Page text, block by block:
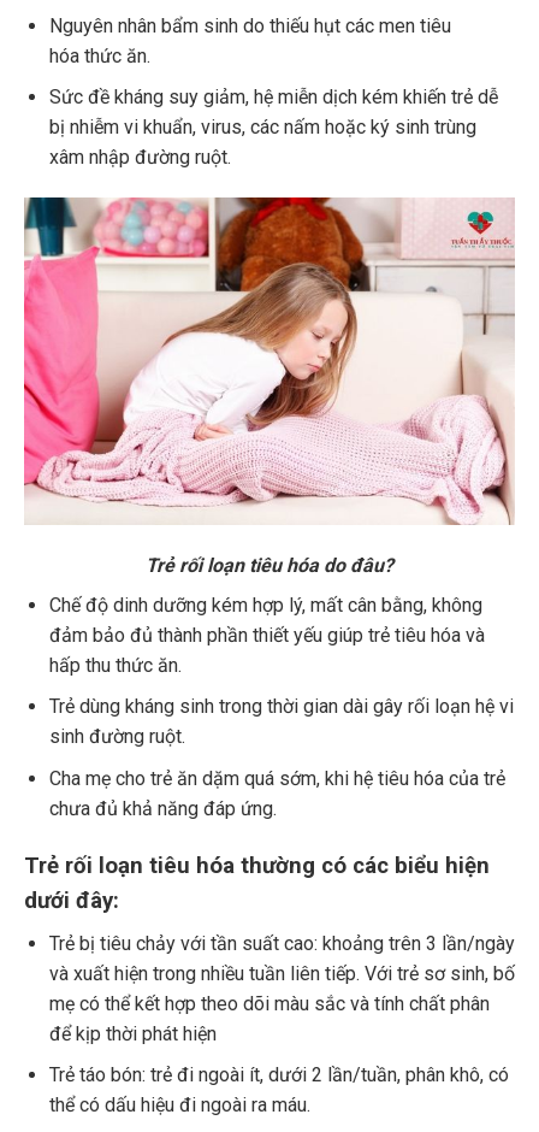
Nguyên nhân bẩm sinh do thiếu hụt các men tiêu
hóa thức ăn.
Sức đề kháng suy giảm, hệ miễn dịch kém khiến trẻ dễ
bị nhiễm vi khuẩn, virus, các nấm hoặc ký sinh trùng
xâm nhập đường ruột.
Trẻ rối loạn tiêu hóa do đâu?
Chế độ dinh dưỡng kém hợp lý, mất cân bằng, không
đảm bảo đủ thành phần thiết yếu giúp trẻ tiêu hóa và
hấp thu thức ăn.
Trẻ dùng kháng sinh trong thời gian dài gây rối loạn hệ vi
sinh đường ruột.
Cha mẹ cho trẻ ăn dặm quá sớm, khi hệ tiêu hóa của trẻ
chưa đủ khả năng đáp ứng.
Trẻ rối loạn tiêu hóa thường có các biểu hiện
dưới đây:
Trẻ bị tiêu chảy với tần suất cao: khoảng trên 3 lần/ngày
và xuất hiện trong nhiều tuần liên tiếp. Với trẻ sơ sinh, bố
mẹ có thể kết hợp theo dõi màu sắc và tính chất phân
để kịp thời phát hiện
Trẻ táo bón: trẻ đi ngoài ít, dưới 2 lần/tuần, phân khô, có
thể có dấu hiệu đi ngoài ra máu.